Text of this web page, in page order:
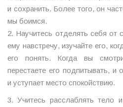
и сохранить. Более того, он
мы боимся.
2. Научитесь отделять себя от
ему навстречу, изучайте его,
его понять. Когда вы
перестаете его подпитывать, и
и уступает место спокойствию.
3. Учитесь расслаблять тело